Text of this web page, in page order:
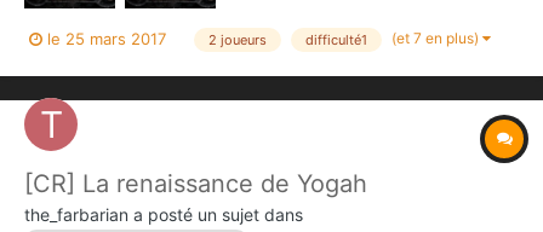
le 25 mars 2017 2 joueurs difficulté1 (et 7 en plus)
[CR] La renaissance de Yogah
the_farbarian a posté un sujet dans